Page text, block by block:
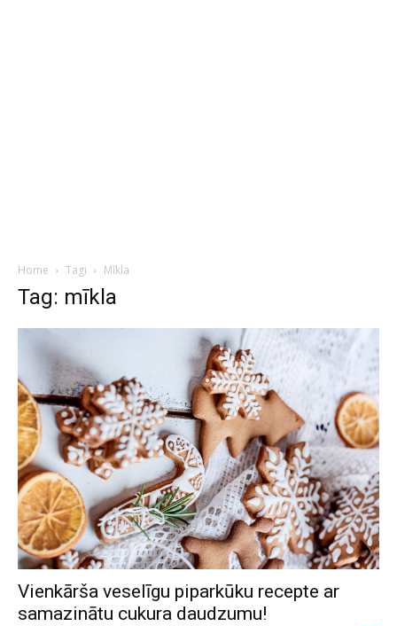
Home Tagi Mīkla
Tag: mīkla
Vienkārša veselīgu piparkūku recepte ar
samazinātu cukura daudzumu!